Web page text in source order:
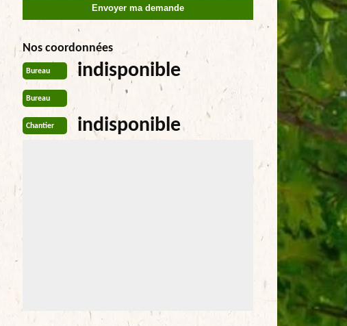
Nos coordonnées
Bureau indisponible
Bureau
Chantier indisponible